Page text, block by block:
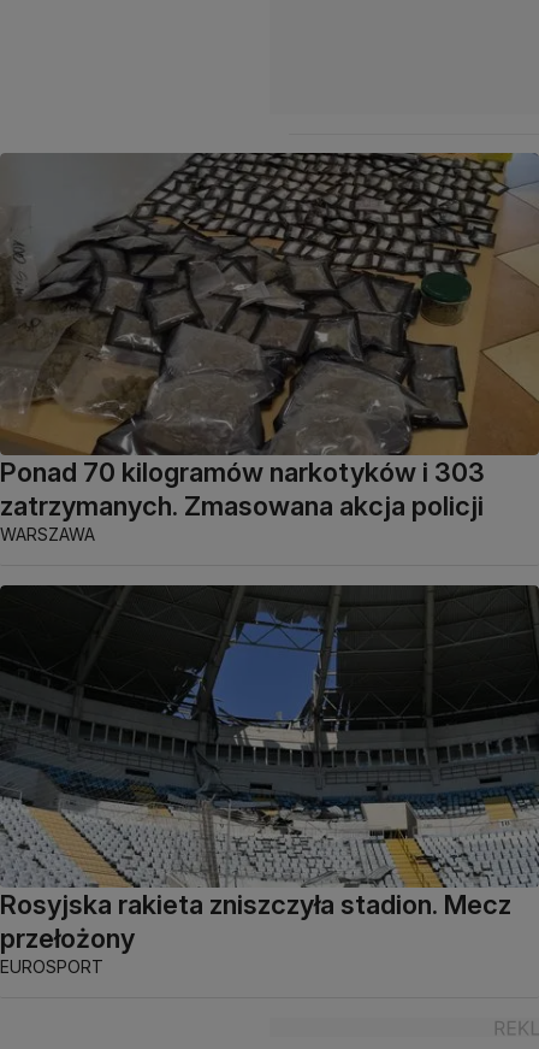
Ponad 70 kilogramów narkotyków i 303
zatrzymanych. Zmasowana akcja policji
WARSZAWA
Rosyjska rakieta zniszczyła stadion. Mecz
przełożony
EUROSPORT